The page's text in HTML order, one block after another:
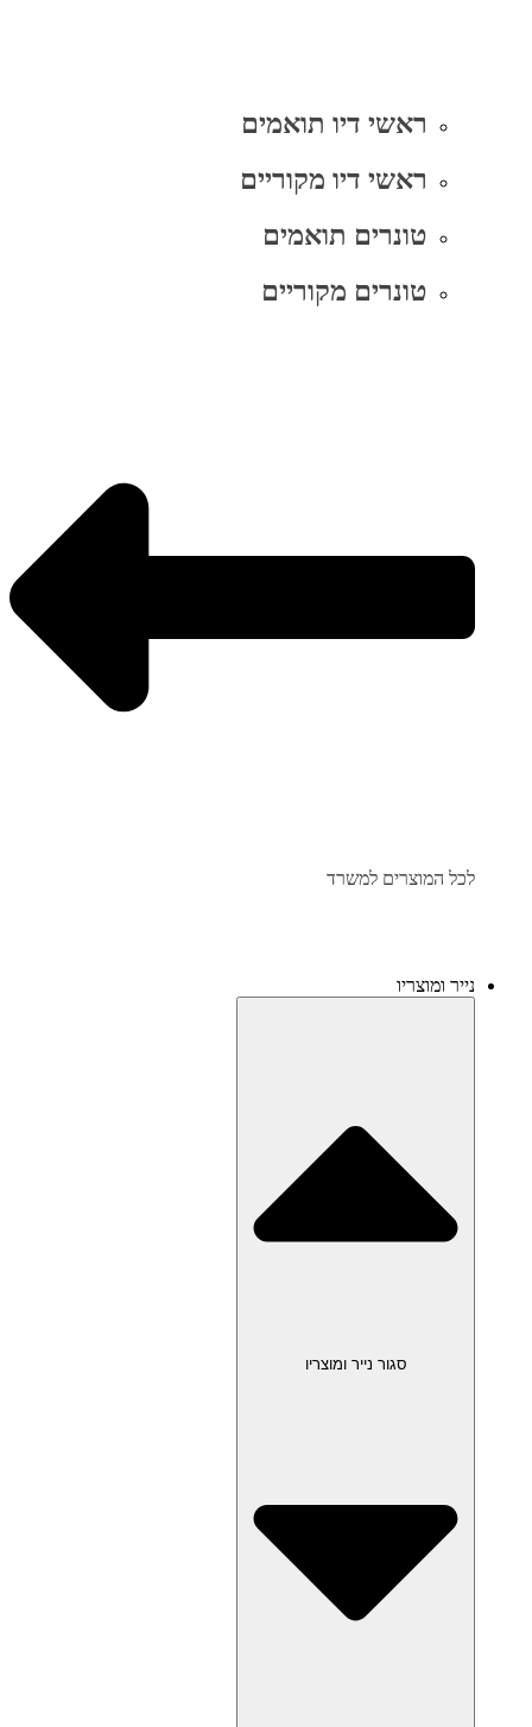
ראשי דיו תואמים
ראשי דיו מקוריים
טונרים תואמים
טונרים מקוריים
לכל המוצרים למשרד
נייר ומוצריו
סגור נייר ומוצריו